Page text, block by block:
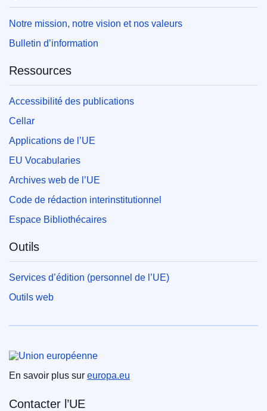
Notre mission, notre vision et nos valeurs
Bulletin d’information
Ressources
Accessibilité des publications
Cellar
Applications de l’UE
EU Vocabularies
Archives web de l’UE
Code de rédaction interinstitutionnel
Espace Bibliothécaires
Outils
Services d’édition (personnel de l’UE)
Outils web
En savoir plus sur europa.eu
Contacter l’UE